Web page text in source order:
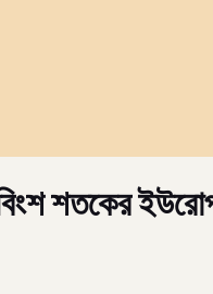
শতকের